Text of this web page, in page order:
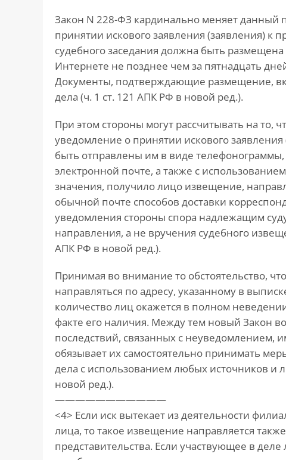
Закон N 228-ФЗ кардинально меняет
принятии искового заявления (заявления) к
судебного заседания должна быть
Интернете не позднее чем за пятнадцать
Документы, подтверждающие размещение,
дела (ч. 1 ст. 121 АПК РФ в новой ред.).
При этом стороны могут рассчитывать на то,
уведомление о принятии искового
быть отправлены им в виде
электронной почте, а также с
значения, получило лицо извещение,
обычной почте способов доставки
уведомления стороны спора надлежащим
направления, а не вручения судебного
АПК РФ в новой ред.).
Принимая во внимание то обстоятельство,
направляться по адресу, указанному в
количество лиц окажется в полном
факте его наличия. Между тем новый Закон
последствий, связанных с неуведомлением,
обязывает их самостоятельно принимать
дела с использованием любых источников и
новой ред.).
———————————
<4> Если иск вытекает из деятельности
лица, то такое извещение направляется
представительства. Если участвующее в